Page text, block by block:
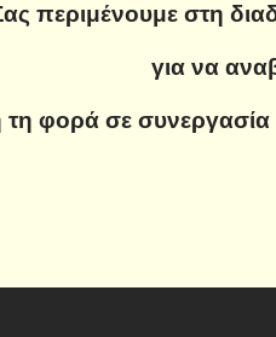
περιμένουμε στη
για να
τη φορά σε συνεργασία